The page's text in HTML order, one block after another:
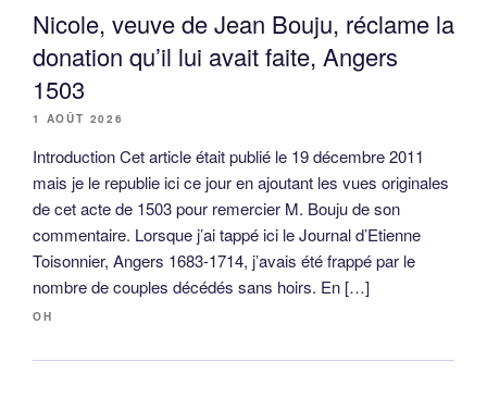
Nicole, veuve de Jean Bouju, réclame la
donation qu’il lui avait faite, Angers
1503
1 AOÛT 2026
Introduction Cet article était publié le 19 décembre 2011
mais je le republie ici ce jour en ajoutant les vues originales
de cet acte de 1503 pour remercier M. Bouju de son
commentaire. Lorsque j’ai tappé ici le Journal d’Etienne
Toisonnier, Angers 1683-1714, j’avais été frappé par le
nombre de couples décédés sans hoirs. En […]
OH